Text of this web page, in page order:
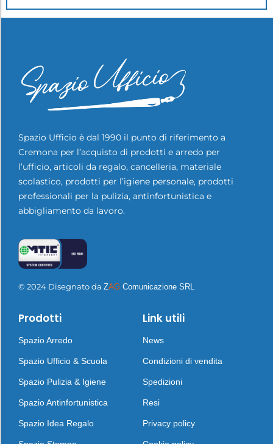
Spazio Ufficio è dal 1990 il punto di riferimento a
Cremona per l’acquisto di prodotti e arredo per
l’ufficio, articoli da regalo, cancelleria, materiale
scolastico, prodotti per l’igiene personale, prodotti
professionali per la pulizia, antinfortunistica e
abbigliamento da lavoro.
© 2024 Disegnato da ZAG Comunicazione SRL
Prodotti
Spazio Arredo
Spazio Ufficio & Scuola
Spazio Pulizia & Igiene
Spazio Antinfortunistica
Spazio Idea Regalo
Link utili
News
Condizioni di vendita
Spedizioni
Resi
Privacy policy